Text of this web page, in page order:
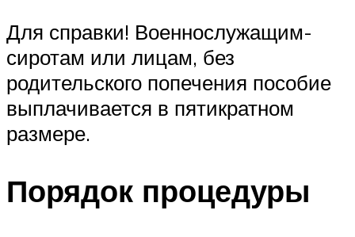
Для справки! Военнослужащим-
сиротам или лицам, без
родительского попечения пособие
выплачивается в пятикратном
размере.
Порядок процедуры